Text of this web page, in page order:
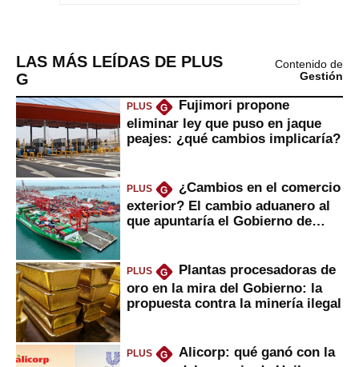
LAS MÁS LEÍDAS DE PLUS
G
Contenido de
Gestión
PLUS G
Fujimori propone
eliminar ley que puso en jaque
peajes: ¿qué cambios implicaría?
PLUS G
¿Cambios en el comercio
exterior? El cambio aduanero al
que apuntaría el Gobierno de
PLUS G
Plantas procesadoras de
oro en la mira del Gobierno: la
propuesta contra la minería ilegal
PLUS G
Alicorp: qué ganó con la